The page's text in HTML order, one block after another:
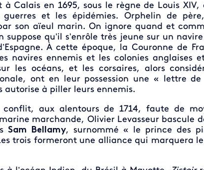
à Calais en 1695, sous le règne de Louis
guerres et les épidémies. Orphelin de
son aïeul marin. On ignore quand et
suppose qu’il s’enrôle très jeune sur un
À cette époque, la Couronne de
navires ennemis et les colonies anglaises
les océans, et les corsaires, alors
ont en leur possession une « lettre
autorise à piller leurs ennemis.
aux alentours de 1714, faute de
marchande, Olivier Levasseur bascule
Sam Bellamy, surnommé « le prince des
trois formeront une alliance qui marquera